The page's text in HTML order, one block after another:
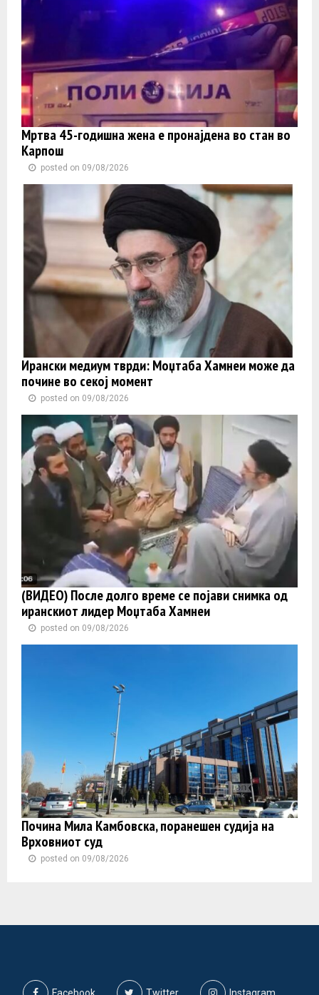
Мртва 45-годишна жена е пронајдена во стан во
Карпош
posted on 09/08/2026
Ирански медиум тврди: Моџтаба Хамнеи може да
почине во секој момент
posted on 09/08/2026
(ВИДЕО) После долго време се појави снимка од
иранскиот лидер Моџтаба Хамнеи
posted on 09/08/2026
Почина Мила Камбовска, поранешен судија на
Врховниот суд
posted on 09/08/2026